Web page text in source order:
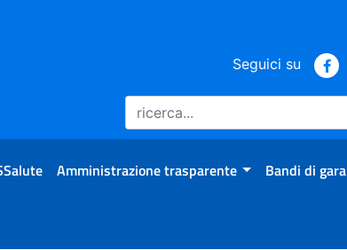
Seguici su
Amministrazione trasparente Bandi di gara